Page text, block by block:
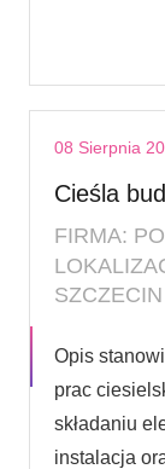
08 Sierpnia
Cieśla
FIRMA:
SZCZECIN
Opis
prac
składaniu
instalacja